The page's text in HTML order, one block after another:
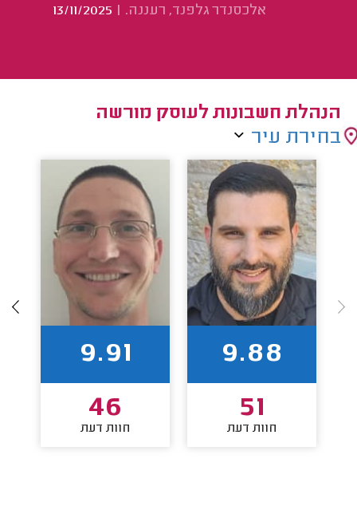
אלכסנדר גלפנד, רעננה. 13/11/2025
הנהלת חשבונות לעוסק מורשה
בחירת עיר
9.88
51
חוות דעת
9.91
46
חוות דעת